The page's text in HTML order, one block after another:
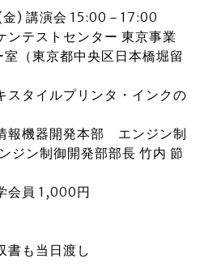
) 講演会 15:00－17:00
ンテストセンター 東京事業
（東京都中央区日本橋堀留
スタイルプリンタ・インクの
報機器開発本部 エンジン制
ジン制御開発部部長 竹内 節
会員 1,000円
書も当日渡し